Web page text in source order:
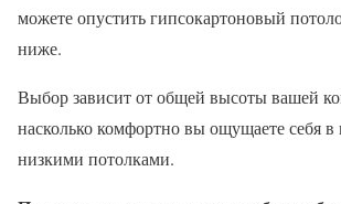
можете опустить гипсокартоновый
ниже.
Выбор зависит от общей высоты вашей
насколько комфортно вы ощущаете себя
низкими потолками.